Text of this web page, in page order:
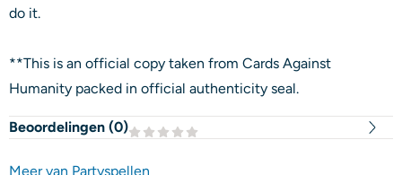
do it.
**This is an official copy taken from Cards Against
Humanity packed in official authenticity seal.
Beoordelingen (0)
Meer van Partyspellen